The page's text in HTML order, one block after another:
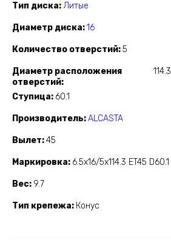
Тип диска Литые
Диаметр диска 16
Количество отверстий 5
Диаметр расположения
отверстий
114.3
Ступица 60.1
Производитель ALCASTA
Вылет 45
Маркировка 6.5x16/5x114.3 ET45 D60.1
Вес 9.7
Тип крепежа Конус